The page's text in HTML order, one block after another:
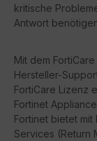
kritische
Antwort
Mit dem
Hersteller-
FortiCare Lizenz
Fortinet
Fortinet bietet
Services (Return